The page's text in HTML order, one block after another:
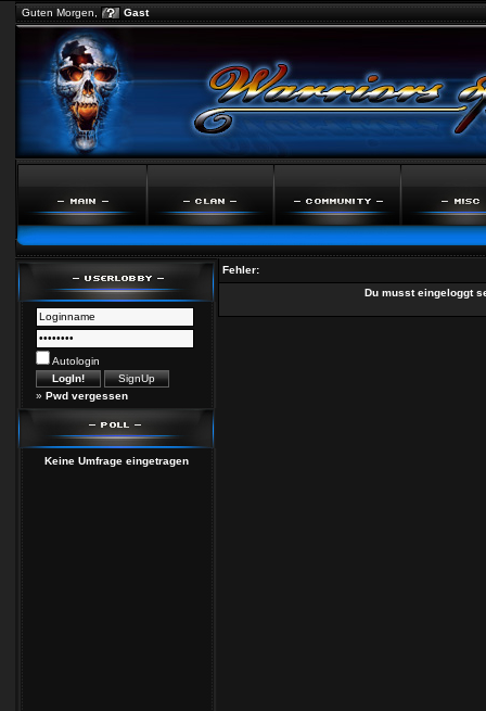
Guten Morgen, Gast
Autologin
» Pwd vergessen
Keine Umfrage eingetragen
Fehler:
Du musst eingeloggt